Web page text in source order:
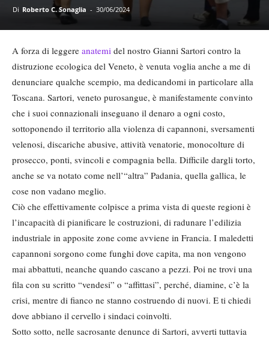
Di Roberto C. Sonaglia - 30/06/2024
A forza di leggere anatemi del nostro Gianni Sartori contro la
distruzione ecologica del Veneto, è venuta voglia anche a me di
denunciare qualche scempio, ma dedicandomi in particolare alla
Toscana. Sartori, veneto purosangue, è manifestamente convinto
che i suoi connazionali inseguano il denaro a ogni costo,
sottoponendo il territorio alla violenza di capannoni, sversamenti
velenosi, discariche abusive, attività venatorie, monocolture di
prosecco, ponti, svincoli e compagnia bella. Difficile dargli torto,
anche se va notato come nell’“altra” Padania, quella gallica, le
cose non vadano meglio.
Ciò che effettivamente colpisce a prima vista di queste regioni è
l’incapacità di pianificare le costruzioni, di radunare l’edilizia
industriale in apposite zone come avviene in Francia. I maledetti
capannoni sorgono come funghi dove capita, ma non vengono
mai abbattuti, neanche quando cascano a pezzi. Poi ne trovi una
fila con su scritto “vendesi” o “affittasi”, perché, diamine, c’è la
crisi, mentre di fianco ne stanno costruendo di nuovi. E ti chiedi
dove abbiano il cervello i sindaci coinvolti.
Sotto sotto, nelle sacrosante denunce di Sartori, avverti tuttavia